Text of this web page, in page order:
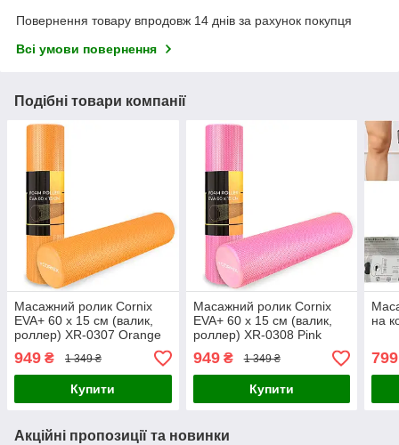
Повернення товару впродовж 14 днів за рахунок покупця
Всі умови повернення
Подібні товари компанії
Масажний ролик Cornix
EVA+ 60 x 15 см (валик,
роллер) XR-0307 Orange
949 ₴ 1 349 ₴
Купити
Масажний ролик Cornix
EVA+ 60 x 15 см (валик,
роллер) XR-0308 Pink
949₴ 1 349 ₴
Купити
на
799
Акційні пропозиції та новинки